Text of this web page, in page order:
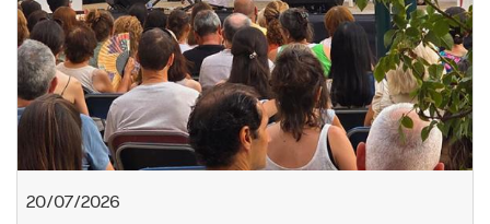
20/07/2026